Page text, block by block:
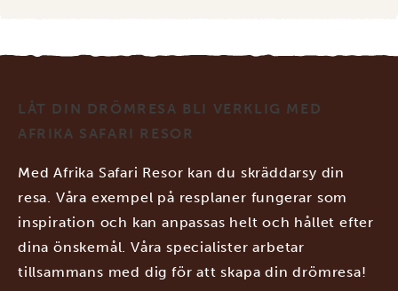
LÅT DIN DRÖMRESA BLI VERKLIG MED
AFRIKA SAFARI RESOR
Med Afrika Safari Resor kan du skräddarsy din
resa. Våra exempel på resplaner fungerar som
inspiration och kan anpassas helt och hållet efter
dina önskemål. Våra specialister arbetar
tillsammans med dig för att skapa din drömresa!